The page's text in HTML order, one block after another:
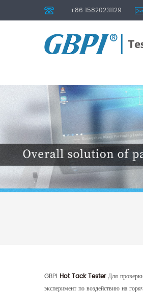
+86 15820231129
GBPI Hot Tack TesterДля
эксперимент по воздействию на